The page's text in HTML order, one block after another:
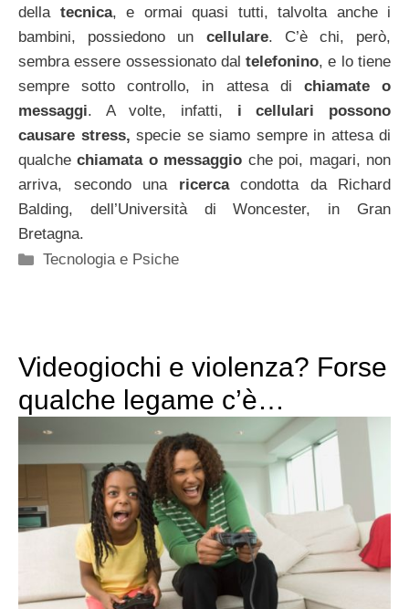
dellatecnica, e ormai quasi tutti, talvolta anche i
bambini, possiedono un cellulare. C’è chi, però,
sembra essere ossessionato daltelefonino, e lo tiene
sempre sotto controllo, in attesa di chiamate o
messaggi. A volte, infatti, i cellulari possono
causare stress, specie se siamo sempre in attesa di
qualchechiamata o messaggio che poi, magari, non
arriva, secondo unaricercacondotta da Richard
Balding, dell’Università di Woncester, in Gran
Bretagna.
Categorie
Tecnologia e Psiche
Videogiochi e violenza? Forse
qualche legame c’è…